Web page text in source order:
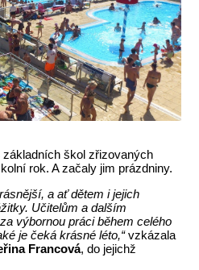
škol zřizovaných
rok. A začaly jim prázdniny.
a ať dětem i jejich
Učitelům a dalším
výbornou práci během celého
je čeká krásné léto,“vzkázala
Francová, do jejichž